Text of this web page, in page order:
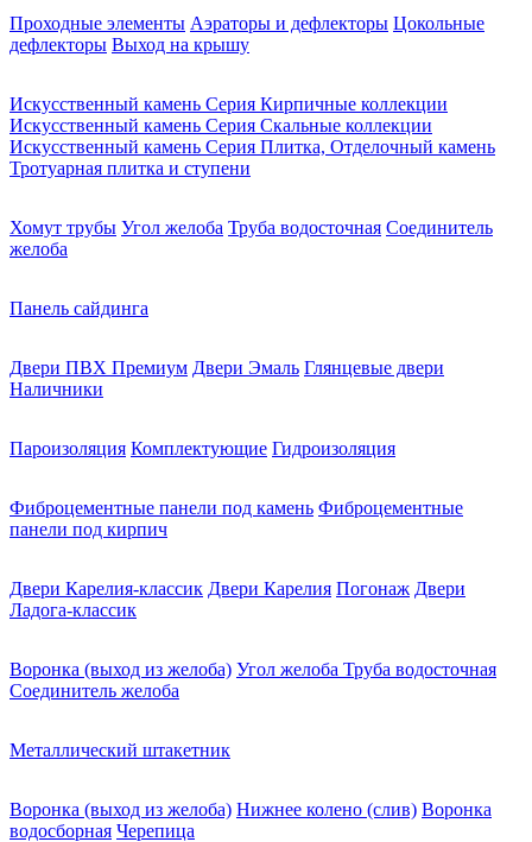
Проходные элементы Аэраторы и дефлекторы Цокольные
дефлекторы Выход на крышу
Искусственный камень Серия Кирпичные коллекции
Искусственный камень Серия Скальные коллекции
Искусственный камень Серия Плитка, Отделочный камень
Тротуарная плитка и ступени
Хомут трубы Угол желоба Труба водосточная Соединитель
желоба
Панель сайдинга
Двери ПВХ Премиум Двери Эмаль Глянцевые двери
Наличники
Пароизоляция Комплектующие Гидроизоляция
Фиброцементные панели под камень Фиброцементные
панели под кирпич
Двери Карелия-классик Двери Карелия Погонаж Двери
Ладога-классик
Воронка (выход из желоба) Угол желоба Труба водосточная
Соединитель желоба
Металлический штакетник
Воронка (выход из желоба) Нижнее колено (слив) Воронка
водосборная Черепица